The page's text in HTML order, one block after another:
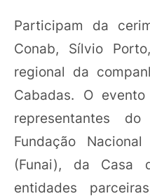
Participam da
Conab, Sílvio
regional da
Cabadas. O
representantes
Fundação
(Funai), da Casa
entidades